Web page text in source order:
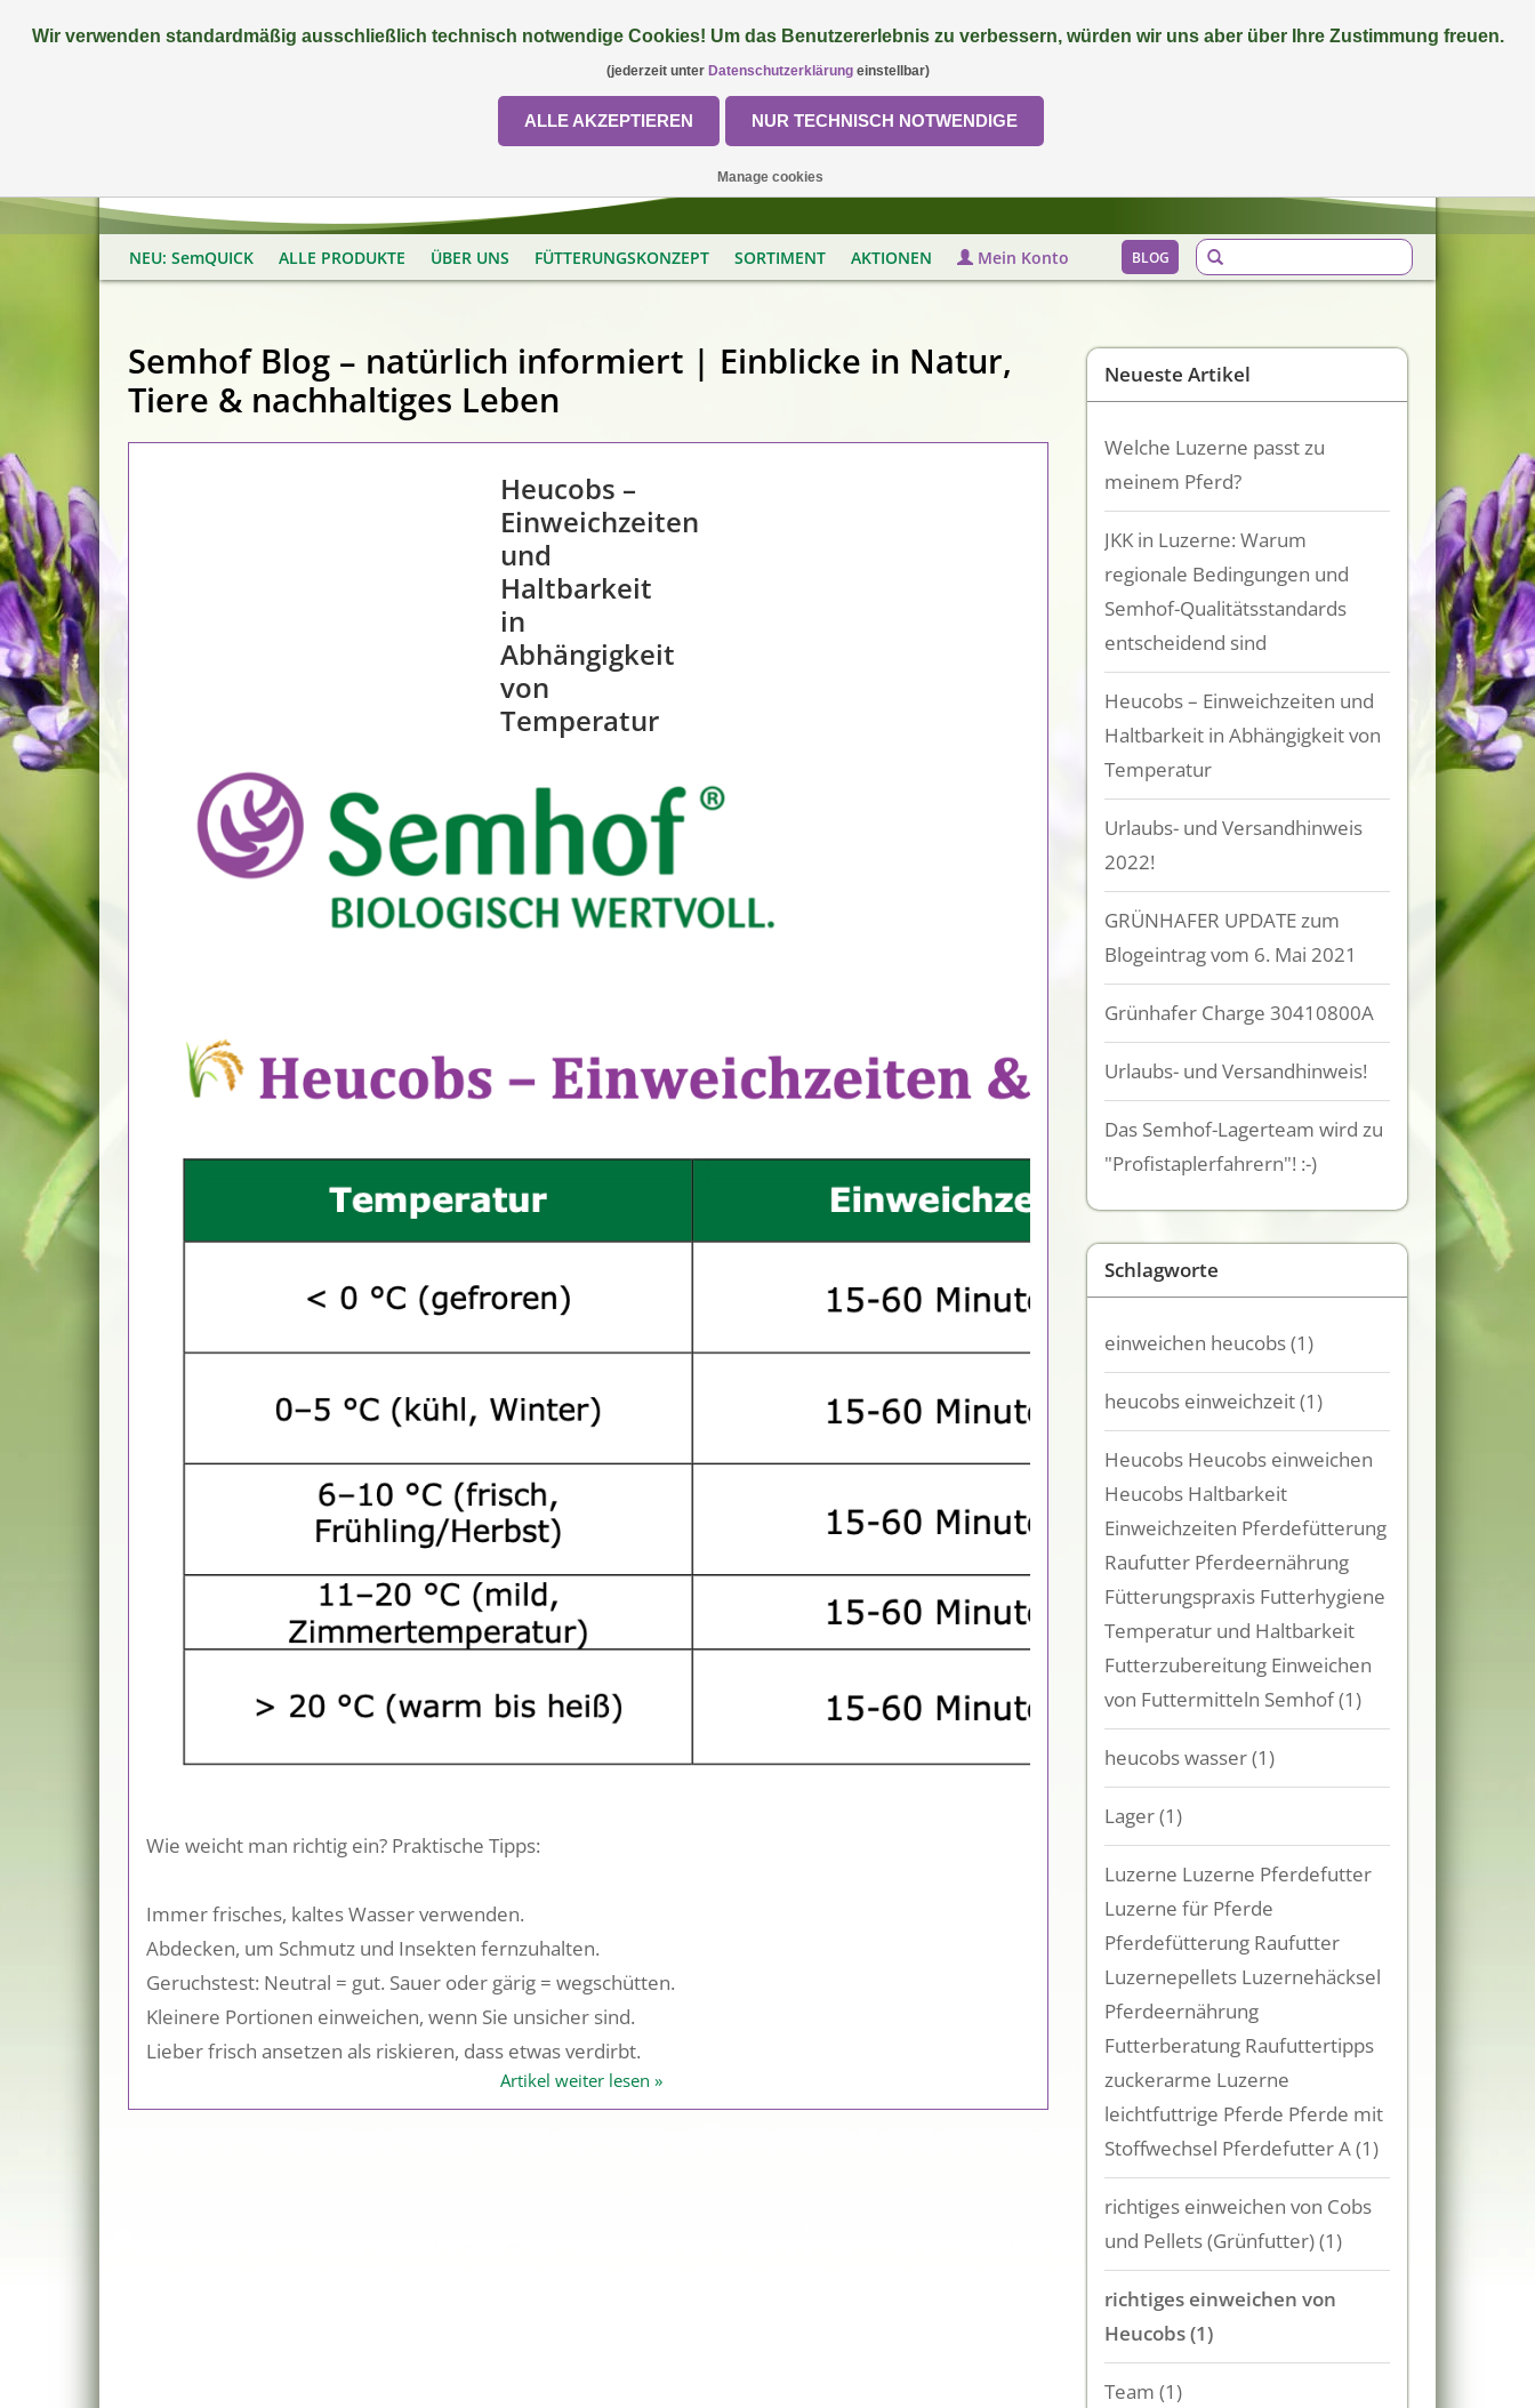
NEU: SemQUICK ALLE PRODUKTE ÜBER UNS FÜTTERUNGSKONZEPT SORTIMENT AKTIONEN Mein Konto BLOG
Semhof Blog – natürlich informiert | Einblicke in Natur,
Tiere & nachhaltiges Leben
Heucobs –
Einweichzeiten
und
Haltbarkeit
in
Abhängigkeit
von
Temperatur
Wie weicht man richtig ein? Praktische Tipps:
Immer frisches, kaltes Wasser verwenden.
Abdecken, um Schmutz und Insekten fernzuhalten.
Geruchstest: Neutral = gut. Sauer oder gärig = wegschütten.
Kleinere Portionen einweichen, wenn Sie unsicher sind.
Lieber frisch ansetzen als riskieren, dass etwas verdirbt.
Artikel weiter lesen »
Neueste Artikel
Welche Luzerne passt zu
meinem Pferd?
JKK in Luzerne: Warum
regionale Bedingungen und
Semhof-Qualitätsstandards
entscheidend sind
Heucobs – Einweichzeiten und
Haltbarkeit in Abhängigkeit von
Temperatur
Urlaubs- und Versandhinweis
2022!
GRÜNHAFER UPDATE zum
Blogeintrag vom 6. Mai 2021
Grünhafer Charge 30410800A
Urlaubs- und Versandhinweis!
Das Semhof-Lagerteam wird zu
"Profistaplerfahrern"! :-)
Schlagworte
einweichen heucobs(1)
heucobs einweichzeit(1)
Heucobs Heucobs einweichen
Heucobs Haltbarkeit
Einweichzeiten Pferdefütterung
Raufutter Pferdeernährung
Fütterungspraxis Futterhygiene
Temperatur und Haltbarkeit
Futterzubereitung Einweichen
von Futtermitteln Semhof(1)
heucobs wasser(1)
Lager(1)
Luzerne Luzerne Pferdefutter
Luzerne für Pferde
Pferdefütterung Raufutter
Luzernepellets Luzernehäcksel
Pferdeernährung
Futterberatung Raufuttertipps
zuckerarme Luzerne
leichtfuttrige Pferde Pferde mit
Stoffwechsel Pferdefutter A(1)
richtiges einweichen von Cobs
und Pellets (Grünfutter)(1)
richtiges einweichen von
Heucobs(1)
Team (1)
Wir verwenden standardmäßig ausschließlich technisch notwendige Cookies! Um das Benutzererlebnis zu verbessern, würden wir uns aber über Ihre Zustimmung freuen.
(jederzeit unter Datenschutzerklärungeinstellbar)
ALLE AKZEPTIEREN NUR TECHNISCH NOTWENDIGE
Manage cookies